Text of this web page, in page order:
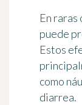
En raras
puede
Estos
como
diarrea.